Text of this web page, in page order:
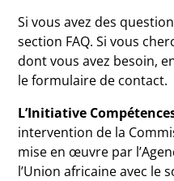
Si vous avez des
section FAQ. Si vous
dont vous avez besoin,
le formulaire de contact.
L’Initiative
intervention de la
mise en œuvre par
l’Union africaine avec le